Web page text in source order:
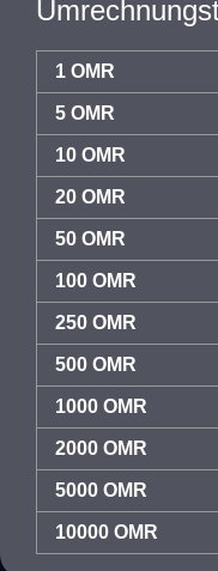
1 OMR
5 OMR
10 OMR
20 OMR
50 OMR
100 OMR
250 OMR
500 OMR
1000 OMR
2000 OMR
5000 OMR
10000 OMR